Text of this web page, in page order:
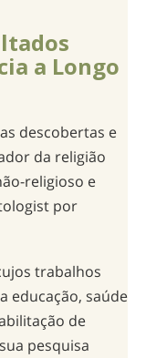
a Longo
descobertas e
da religião
religioso e
por
trabalhos
educação, saúde
de
pesquisa